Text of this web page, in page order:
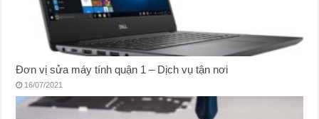
Đơn vị sửa máy tính quận 1 – Dịch vụ tận nơi
16/07/2021